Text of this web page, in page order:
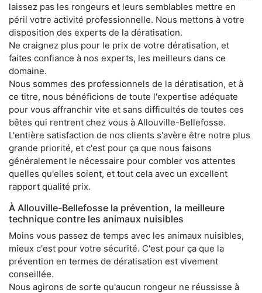
laissez pas les rongeurs et leurs semblables mettre en
péril votre activité professionnelle. Nous mettons à votre
disposition des experts de la dératisation.
Ne craignez plus pour le prix de votre dératisation, et
faites confiance à nos experts, les meilleurs dans ce
domaine.
Nous sommes des professionnels de la dératisation, et à
ce titre, nous bénéficions de toute l'expertise adéquate
pour vous affranchir vite et sans difficultés de toutes ces
bêtes qui rentrent chez vous à Allouville-Bellefosse.
L'entière satisfaction de nos clients s'avère être notre plus
grande priorité, et c'est pour ça que nous faisons
généralement le nécessaire pour combler vos attentes
quelles qu'elles soient, et tout cela avec un excellent
rapport qualité prix.
À Allouville-Bellefosse la prévention, la meilleure
technique contre les animaux nuisibles
Moins vous passez de temps avec les animaux nuisibles,
mieux c'est pour votre sécurité. C'est pour ça que la
prévention en termes de dératisation est vivement
conseillée.
Nous agirons de sorte qu'aucun rongeur ne réussisse à